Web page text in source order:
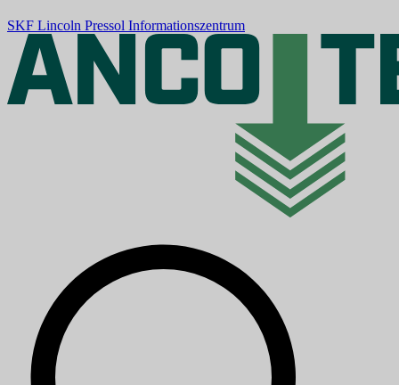
SKF Lincoln Pressol Informationszentrum